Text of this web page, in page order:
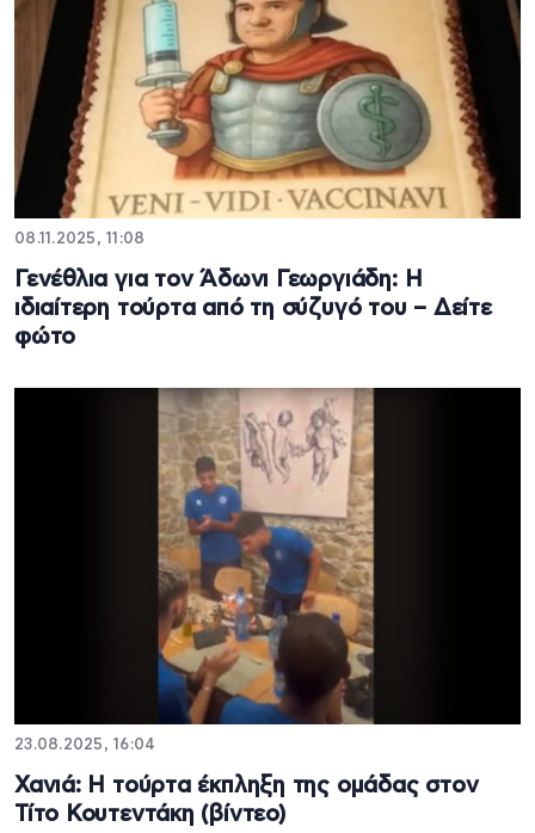
08.11.2025, 11:08
Γενέθλια για τον Άδωνι Γεωργιάδη: Η
ιδιαίτερη τούρτα από τη σύζυγό του – Δείτε
φώτο
23.08.2025, 16:04
Χανιά: Η τούρτα έκπληξη της ομάδας στον
Τίτο Κουτεντάκη (βίντεο)